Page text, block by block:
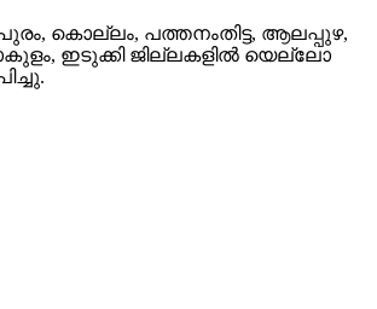
കൊല്ലം, പത്തനംതിട്ട, ആലപ്പുഴ,
ഇടുക്കി ജില്ലകളില്‍ യെല്ലോ